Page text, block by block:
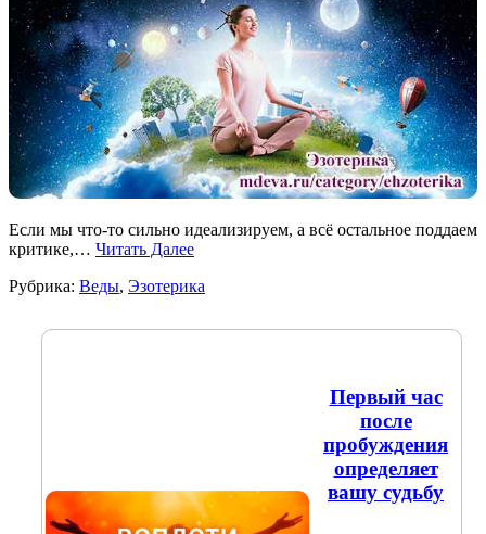
Если мы что-то сильно идеализируем, а всё остальное поддаем
критике,… Читать Далее
Рубрика: Веды, Эзотерика
Первый час
после
пробуждения
определяет
вашу судьбу